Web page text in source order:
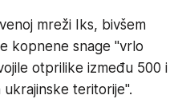
mreži Iks, bivšem
kopnene snage "vrlo
otprilike između 500 i
teritorije".